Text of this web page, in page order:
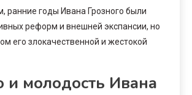
ранние годы Ивана Грозного были
реформ и внешней экспансии, но
его злокачественной и жестокой
и молодость Ивана